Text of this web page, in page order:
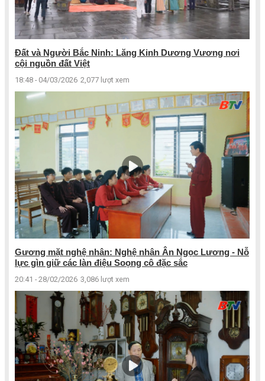
Đất và Người Bắc Ninh: Lăng Kinh Dương Vương nơi
cội nguồn đất Việt
18:48 - 04/03/2026 2,077 lượt xem
Gương mặt nghệ nhân: Nghệ nhân Ân Ngọc Lương - Nỗ
lực gìn giữ các làn điệu Soọng cô đặc sắc
20:41 - 28/02/2026 3,086 lượt xem